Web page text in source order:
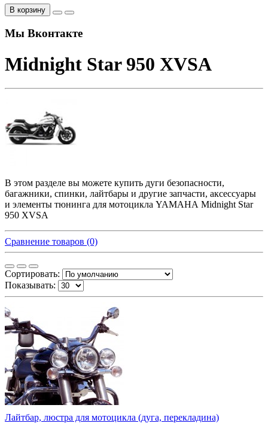
В корзину
Мы Вконтакте
Midnight Star 950 XVSA
В этом разделе вы можете купить дуги безопасности,
багажники, спинки, лайтбары и другие запчасти, аксессуары
и элементы тюнинга для мотоцикла YAMAHA Midnight Star
950 XVSA
Сравнение товаров (0)
Сортировать:
Показывать:
Лайтбар, люстра для мотоцикла (дуга, перекладина)